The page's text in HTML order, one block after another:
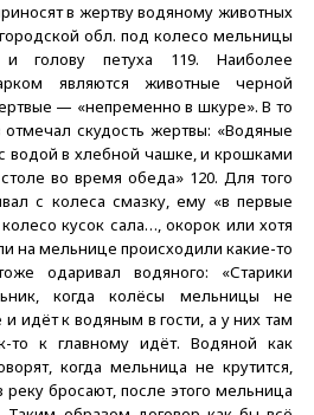
в жертву водяному животных
обл. под колесо мельницы
голову петуха 119. Наиболее
являются животные черной
— «непременно в шкуре». В то
скудость жертвы: «Водяные
водой в хлебной чашке, и крошками
во время обеда» 120. Для того
с колеса смазку, ему «в первые
кусок сала…, окорок или хотя
на мельнице происходили какие-то
одаривал водяного: «Старики
когда колёсы мельницы не
идёт к водяным в гости, а у них там
то к главному идёт. Водяной как
когда мельница не крутится,
бросают, после этого мельница